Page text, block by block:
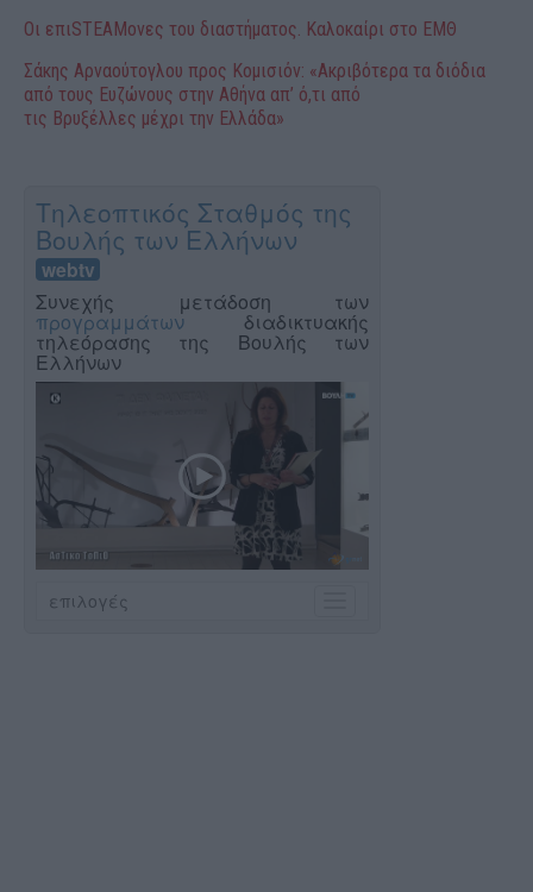
Οι επιSTEAMονες του διαστήματος. Καλοκαίρι στο ΕΜΘ
Σάκης Αρναούτογλου προς Κομισιόν: «Ακριβότερα τα διόδια
από τους Ευζώνους στην Αθήνα απ’ ό,τι από
τις Βρυξέλλες μέχρι την Ελλάδα»